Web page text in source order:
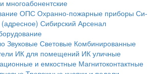
многоабонентские
ОПС Охранно-пожарные приборы Си-
Сибирский Арсенал
Звуковые Световые Комбинированные
ИК для помещений ИК уличные
и емкостные Магнитоконтактные